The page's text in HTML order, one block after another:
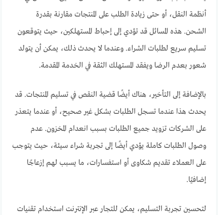
أنظمة النقل، أو حتى زيادة الطلب على المنتجات مقارنة بقدرة
الشحن. هذه المسائل قد تؤدي إلى إحباط المستهلكين، حيث يتوقعون
تسليم سريع لطلبات الشراء. وعندما لا يحدث ذلك، يمكن أن يتولد
شعور بعدم الرضا ويفقد المستهلك الثقة في الخدمة المقدمة.
بالإضافة إلى التأخير، هناك أيضًا قضية النقص في تسليم المنتجات. قد
يحدث هذا عندما تسجل الطلبات بشكل غير صحيح، أو عندما يتعذر
على الشركات تزويد جميع الطلبات بسبب انعدام المخزون. عدم
وصول الطلبات كاملة يؤدي أيضًا إلى تجربة شراء سيئة، حيث يتوجب
على العملاء تقديم شكاوى أو استفسارات، ما يسبب لهم إزعاجًا
إضافيًا.
لتحسين تجربة التسليم، يمكن للتجار عبر الإنترنت استخدام تقنيات